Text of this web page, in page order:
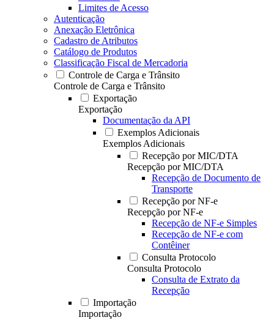
Limites de Acesso
Autenticação
Anexação Eletrônica
Cadastro de Atributos
Catálogo de Produtos
Classificação Fiscal de Mercadoria
Controle de Carga e Trânsito
Controle de Carga e Trânsito
Exportação
Exportação
Documentação da API
Exemplos Adicionais
Exemplos Adicionais
Recepção por MIC/DTA
Recepção por MIC/DTA
Recepção de Documento de
Transporte
Recepção por NF-e
Recepção por NF-e
Recepção de NF-e Simples
Recepção de NF-e com
Contêiner
Consulta Protocolo
Consulta Protocolo
Consulta de Extrato da
Recepção
Importação
Importação